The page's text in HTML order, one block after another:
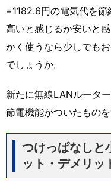
=1182.6円の電気代を
高いと感じるか安いと
かく使うなら少しでも
でしょうか。
新たに無線LANルータ
節電機能がついたもの
つけっぱなしと
ット・デメリッ